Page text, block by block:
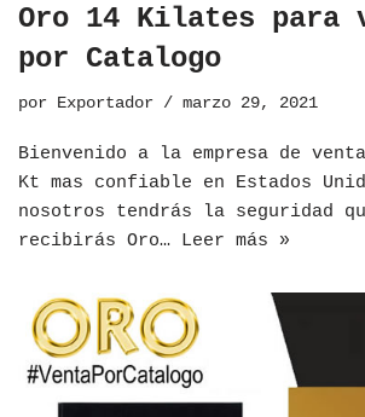
Oro 14 Kilates para
por Catalogo
por Exportador marzo 29, 2021
Bienvenido a la empresa de
Kt mas confiable en Estados
nosotros tendrás la seguridad
recibirás Oro… Leer más »